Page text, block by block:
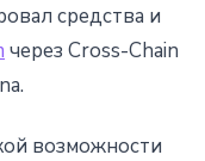
средства и
через Cross-Chain
возможности